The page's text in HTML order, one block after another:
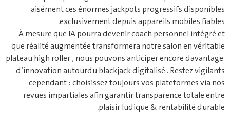
aisément ces énormes jackpots progressifs disponibles
exclusivement depuis appareils mobiles fiables.
À mesure que IA pourra devenir coach personnel intégré et
que réalité augmentée transformera notre salon en véritable
plateau high roller , nous pouvons anticiper encore davantage ​
d’innovation autourdu blackjack digitalisé​ . Restez vigilants
cependant : choisissez toujours vos plateformes via nos
revues impartiales afin garantir transparence totale entre
plaisir ludique & rentabilité durable.